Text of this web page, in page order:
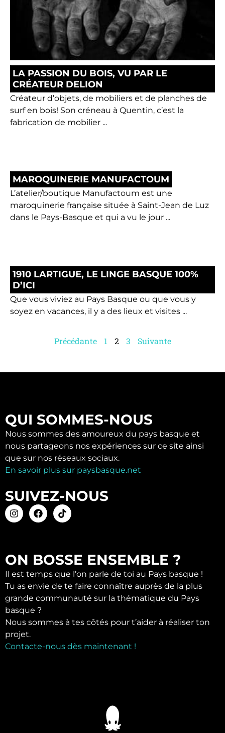
LA PASSION DU BOIS, VU PAR LE
CRÉATEUR DELION
Créateur d’objets, de mobiliers et de planches de
surf en bois! Son créneau à Quentin, c’est la
fabrication de mobilier ...
MAROQUINERIE MANUFACTOUM
L’atelier/boutique Manufactoum est une
maroquinerie française située à Saint-Jean de Luz
dans le Pays-Basque et qui a vu le jour ...
1910 LARTIGUE, LE LINGE BASQUE 100%
D’ICI
Que vous viviez au Pays Basque ou que vous y
soyez en vacances, il y a des lieux et visites ...
Précédante 1 2 3 Suivante
QUI SOMMES-NOUS
Nous sommes des amoureux du pays basque et
nous partageons nos expériences sur ce site ainsi
que sur nos réseaux sociaux.
En savoir plus sur paysbasque.net
SUIVEZ-NOUS
ON BOSSE ENSEMBLE ?
Il est temps que l’on parle de toi au Pays basque !
Tu as envie de te faire connaître auprès de la plus
grande communauté sur la thématique du Pays
basque ?
Nous sommes à tes côtés pour t’aider à réaliser ton
projet.
Contacte-nous dès maintenant !